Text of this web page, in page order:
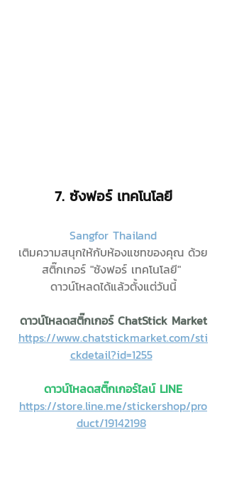
7. ซังฟอร์ เทคโนโลยี
Sangfor Thailand
เติมความสนุกให้กับห้องแชทของคุณ ด้วย
สติ๊กเกอร์ "ซังฟอร์ เทคโนโลยี"
ดาวน์โหลดได้แล้วตั้งแต่วันนี้
ดาวน์โหลดสติ๊กเกอร์ ChatStick Market
https://www.chatstickmarket.com/sti
ckdetail?id=1255
ดาวน์โหลดสติ๊กเกอร์ไลน์ LINE
https://store.line.me/stickershop/pro
duct/19142198